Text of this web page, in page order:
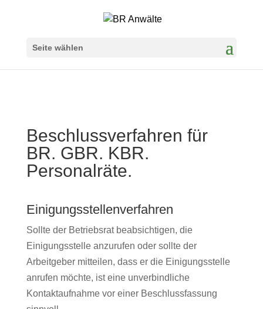
Seite wählen
Beschlussverfahren für
BR. GBR. KBR.
Personalräte.
Einigungsstellenverfahren
Sollte der Betriebsrat beabsichtigen, die
Einigungsstelle anzurufen oder sollte der
Arbeitgeber mitteilen, dass er die Einigungsstelle
anrufen möchte, ist eine unverbindliche
Kontaktaufnahme vor einer Beschlussfassung